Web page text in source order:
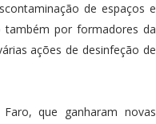
de espaços e
por formadores da
ações de desinfeção de
que ganharam novas